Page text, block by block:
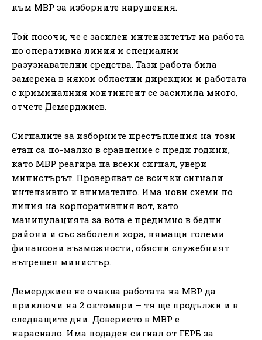
към МВР за изборните нарушения.
Той посочи, че е засилен интензитетът на работа
по оперативна линия и специални
разузнавателни средства. Тази работа била
замерена в някои областни дирекции и работата
с криминалния контингент се засилила много,
отчете Демерджиев.
Сигналите за изборните престъпления на този
етап са по-малко в сравнение с преди години,
като МВР реагира на всеки сигнал, увери
министърът. Проверяват се всички сигнали
интензивно и внимателно. Има нови схеми по
линия на корпоративния вот, като
манипулацията за вота е предимно в бедни
райони и със заболели хора, нямащи големи
финансови възможности, обясни служебният
вътрешен министър.
Демерджиев не очаква работата на МВР да
приключи на 2 октомври – тя ще продължи и в
следващите дни. Доверието в МВР е
нараснало. Има подаден сигнал от ГЕРБ за